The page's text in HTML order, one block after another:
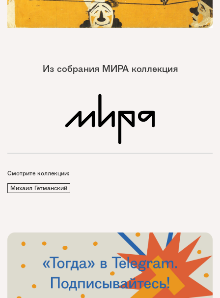
Из собрания МИРА коллекция
Смотрите коллекции:
Михаил Гетманский